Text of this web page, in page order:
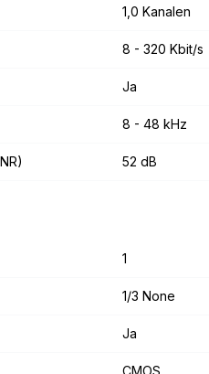
1,0 Kanalen
8 - 320 Kbit/s
Ja
8 - 48 kHz
52 dB
1
1/3 None
Ja
CMOS